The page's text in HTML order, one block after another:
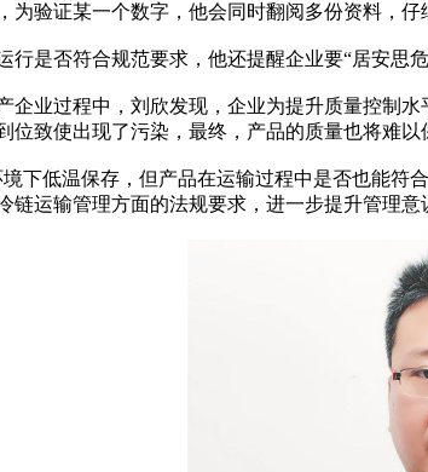
验证某一个数字，他会同时翻阅多份资料，仔
否符合规范要求，他还提醒企业要“居安思危
过程中，刘欣发现，企业为提升质量控制水
致使出现了污染，最终，产品的质量也将难以
温保存，但产品在运输过程中是否也能符合
运输管理方面的法规要求，进一步提升管理意